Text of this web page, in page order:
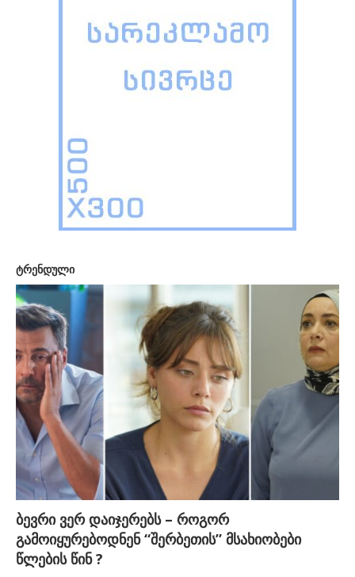
ტრენდული
ბევრი ვერ დაიჯერებს – როგორ
გამოიყურებოდნენ “შერბეთის” მსახიობები
წლების წინ ?